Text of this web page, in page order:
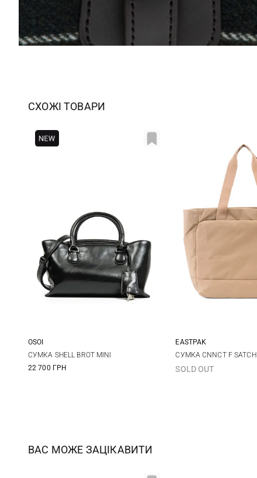
СХОЖІ ТОВАРИ
One Size
OSOI
СУМКА SHELL BROT MINI
22 700 ГРН
One Size
EASTPAK
СУМКА CNNCT F SATCH
SOLD OUT
ВАС МОЖЕ ЗАЦІКАВИТИ